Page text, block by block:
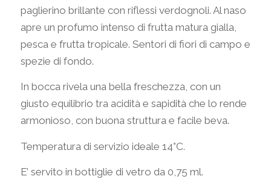
paglierino brillante con riflessi verdognoli. Al naso
apre un profumo intenso di frutta matura gialla,
pesca e frutta tropicale. Sentori di fiori di campo e
spezie di fondo.
In bocca rivela una bella freschezza, con un
giusto equilibrio tra acidità e sapidità che lo rende
armonioso, con buona struttura e facile beva.
Temperatura di servizio ideale 14°C.
E’ servito in bottiglie di vetro da 0,75 ml.